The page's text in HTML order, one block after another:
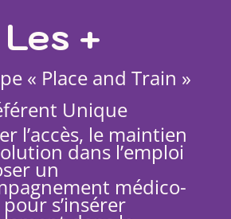
Les +
« Place and Train »
Unique
l’accès, le maintien
dans l’emploi
un
médico-
s’insérer